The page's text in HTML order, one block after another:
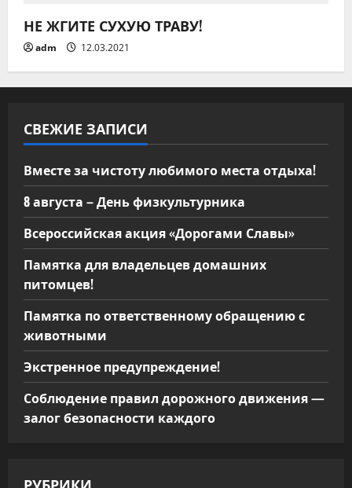
и
с
я
м
НЕ ЖГИТЕ СУХУЮ ТРАВУ!
adm 12.03.2021
СВЕЖИЕ ЗАПИСИ
Вместе за чистоту любимого места отдыха!
8 августа – День физкультурника
Всероссийская акция «Дорогами Славы»
Памятка для владельцев домашних
питомцев!
Памятка по ответственному обращению с
животными
Экстренное предупреждение!
Соблюдение правил дорожного движения —
залог безопасности каждого